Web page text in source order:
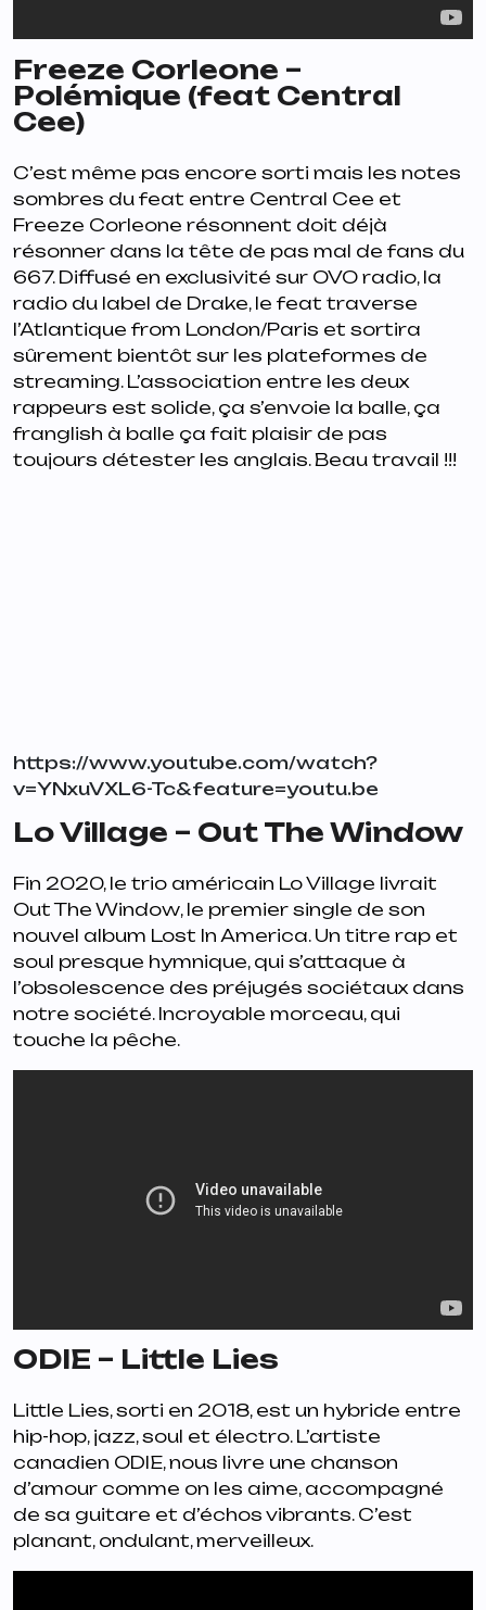
Freeze Corleone –
Polémique (feat Central
Cee)
C’est même pas encore sorti mais les notes
sombres du feat entre Central Cee et
Freeze Corleone résonnent doit déjà
résonner dans la tête de pas mal de fans du
667. Diffusé en exclusivité sur OVO radio, la
radio du label de Drake, le feat traverse
l’Atlantique from London/Paris et sortira
sûrement bientôt sur les plateformes de
streaming. L’association entre les deux
rappeurs est solide, ça s’envoie la balle, ça
franglish à balle ça fait plaisir de pas
toujours détester les anglais. Beau travail !!!
https://www.youtube.com/watch?
v=YNxuVXL6-Tc&feature=youtu.be
Lo Village – Out The Window
Fin 2020, le trio américain Lo Village livrait
Out The Window, le premier single de son
nouvel album Lost In America. Un titre rap et
soul presque hymnique, qui s’attaque à
l’obsolescence des préjugés sociétaux dans
notre société. Incroyable morceau, qui
touche la pêche.
ODIE – Little Lies
Little Lies, sorti en 2018, est un hybride entre
hip-hop, jazz, soul et électro. L’artiste
canadien ODIE, nous livre une chanson
d’amour comme on les aime, accompagné
de sa guitare et d’échos vibrants. C’est
planant, ondulant, merveilleux.